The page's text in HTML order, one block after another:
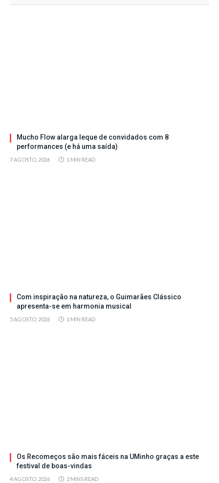
Mucho Flow alarga leque de convidados com 8
performances (e há uma saída)
7 AGOSTO, 2026 1 MIN READ
Com inspiração na natureza, o Guimarães Clássico
apresenta-se em harmonia musical
5 AGOSTO, 2026 1 MIN READ
Os Recomeços são mais fáceis na UMinho graças a este
festival de boas-vindas
4 AGOSTO, 2026 2 MINS READ